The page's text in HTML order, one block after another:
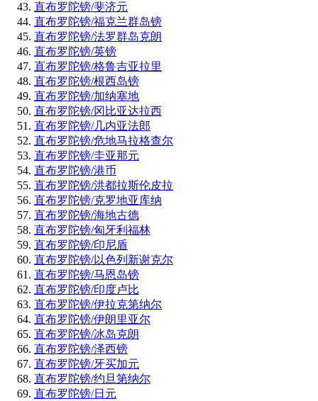
直布罗陀镑/斐济元
直布罗陀镑/福克兰群岛镑
直布罗陀镑/法罗群岛克朗
直布罗陀镑/英镑
直布罗陀镑/格鲁吉亚拉里
直布罗陀镑/根西岛镑
直布罗陀镑/加纳塞地
直布罗陀镑/冈比亚达拉西
直布罗陀镑/几内亚法郎
直布罗陀镑/危地马拉格查尔
直布罗陀镑/圭亚那元
直布罗陀镑/港币
直布罗陀镑/洪都拉斯伦皮拉
直布罗陀镑/克罗地亚库纳
直布罗陀镑/海地古德
直布罗陀镑/匈牙利福林
直布罗陀镑/印尼盾
直布罗陀镑/以色列新谢克尔
直布罗陀镑/马恩岛镑
直布罗陀镑/印度卢比
直布罗陀镑/伊拉克第纳尔
直布罗陀镑/伊朗里亚尔
直布罗陀镑/冰岛克朗
直布罗陀镑/泽西镑
直布罗陀镑/牙买加元
直布罗陀镑/约旦第纳尔
直布罗陀镑/日元